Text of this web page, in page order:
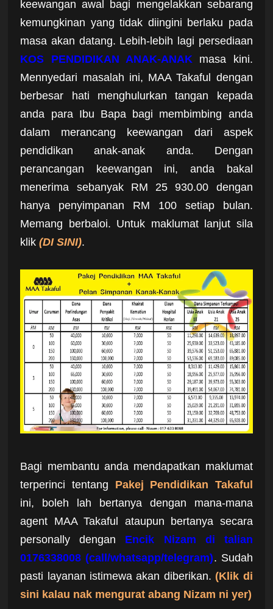
keewangan awal bagi mengelakkan sebarang
kemungkinan yang tidak diingini berlaku pada
masa akan datang. Lebih-lebih lagi persediaan
KOS PENDIDIKAN ANAK-ANAK masa kini.
Mennyedari masalah ini, MAA Takaful dengan
berbesar hati menghulurkan tangan kepada
anda para Ibu Bapa bagi membimbing anda
dalam merancang keewangan dari aspek
pendidikan anak-anak anda. Dengan
perancangan keewangan ini, anda bakal
menerima sebanyak RM 25 930.00 dengan
hanya penyimpanan RM 100 setiap bulan.
Memang berbaloi. Untuk maklumat lanjut sila
klik(DI SINI).
Bagi membantu anda mendapatkan maklumat
terperinci tentang Pakej Pendidikan Takaful
ini, boleh lah bertanya dengan mana-mana
agent MAA Takaful ataupun bertanya secara
personally dengan Encik Nizam di talian
0176338008 (call/whatsapp/telegram). Sudah
pasti layanan istimewa akan diberikan. (Klik di
sini kalau nak mengurat abang Nizam ni yer)